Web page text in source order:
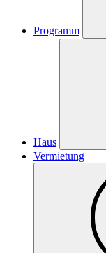
Programm
Haus
Vermietung